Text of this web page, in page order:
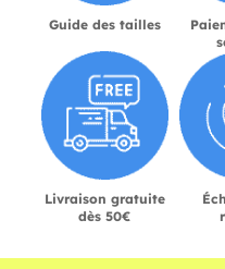
Guide des tailles
Livraison gratuite
dès 50€